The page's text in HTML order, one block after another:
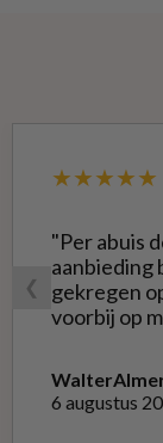
❮
★★★★★
"Per abuis
aanbieding
gekregen op
voorbij op
worden
Haarlem bij de winkel.
Walter
6 augustus